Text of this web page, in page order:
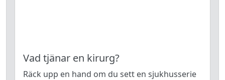
Vad tjänar en kirurg?
Räck upp en hand om du sett en sjukhusserie